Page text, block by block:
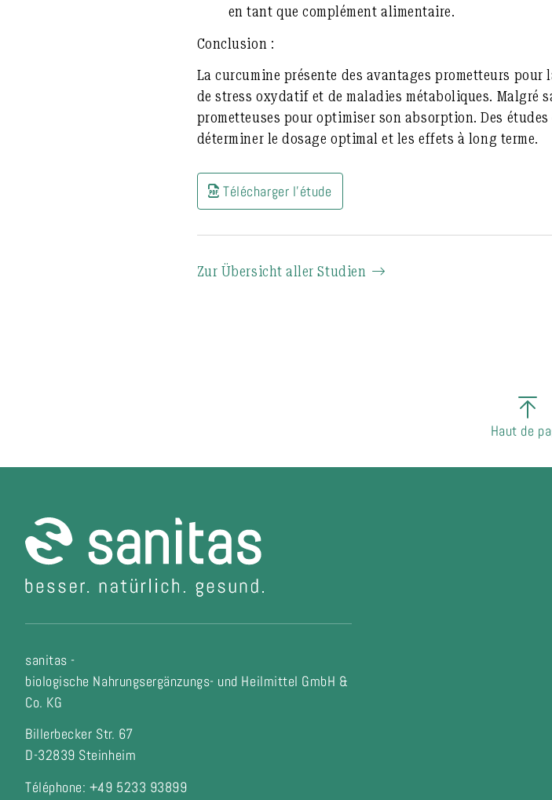
en tant que complément alimentaire.
Conclusion :
La curcumine présente des avantages prometteurs
de stress oxydatif et de maladies métaboliques.
prometteuses pour optimiser son absorption. Des
déterminer le dosage optimal et les effets à long terme.
Télécharger l'étude
Zur Übersicht aller Studien
Haut de
sanitas -
biologische Nahrungsergänzungs- und Heilmittel GmbH &
Co. KG
Billerbecker Str. 67
D-32839 Steinheim
Téléphone: +49 5233 93899